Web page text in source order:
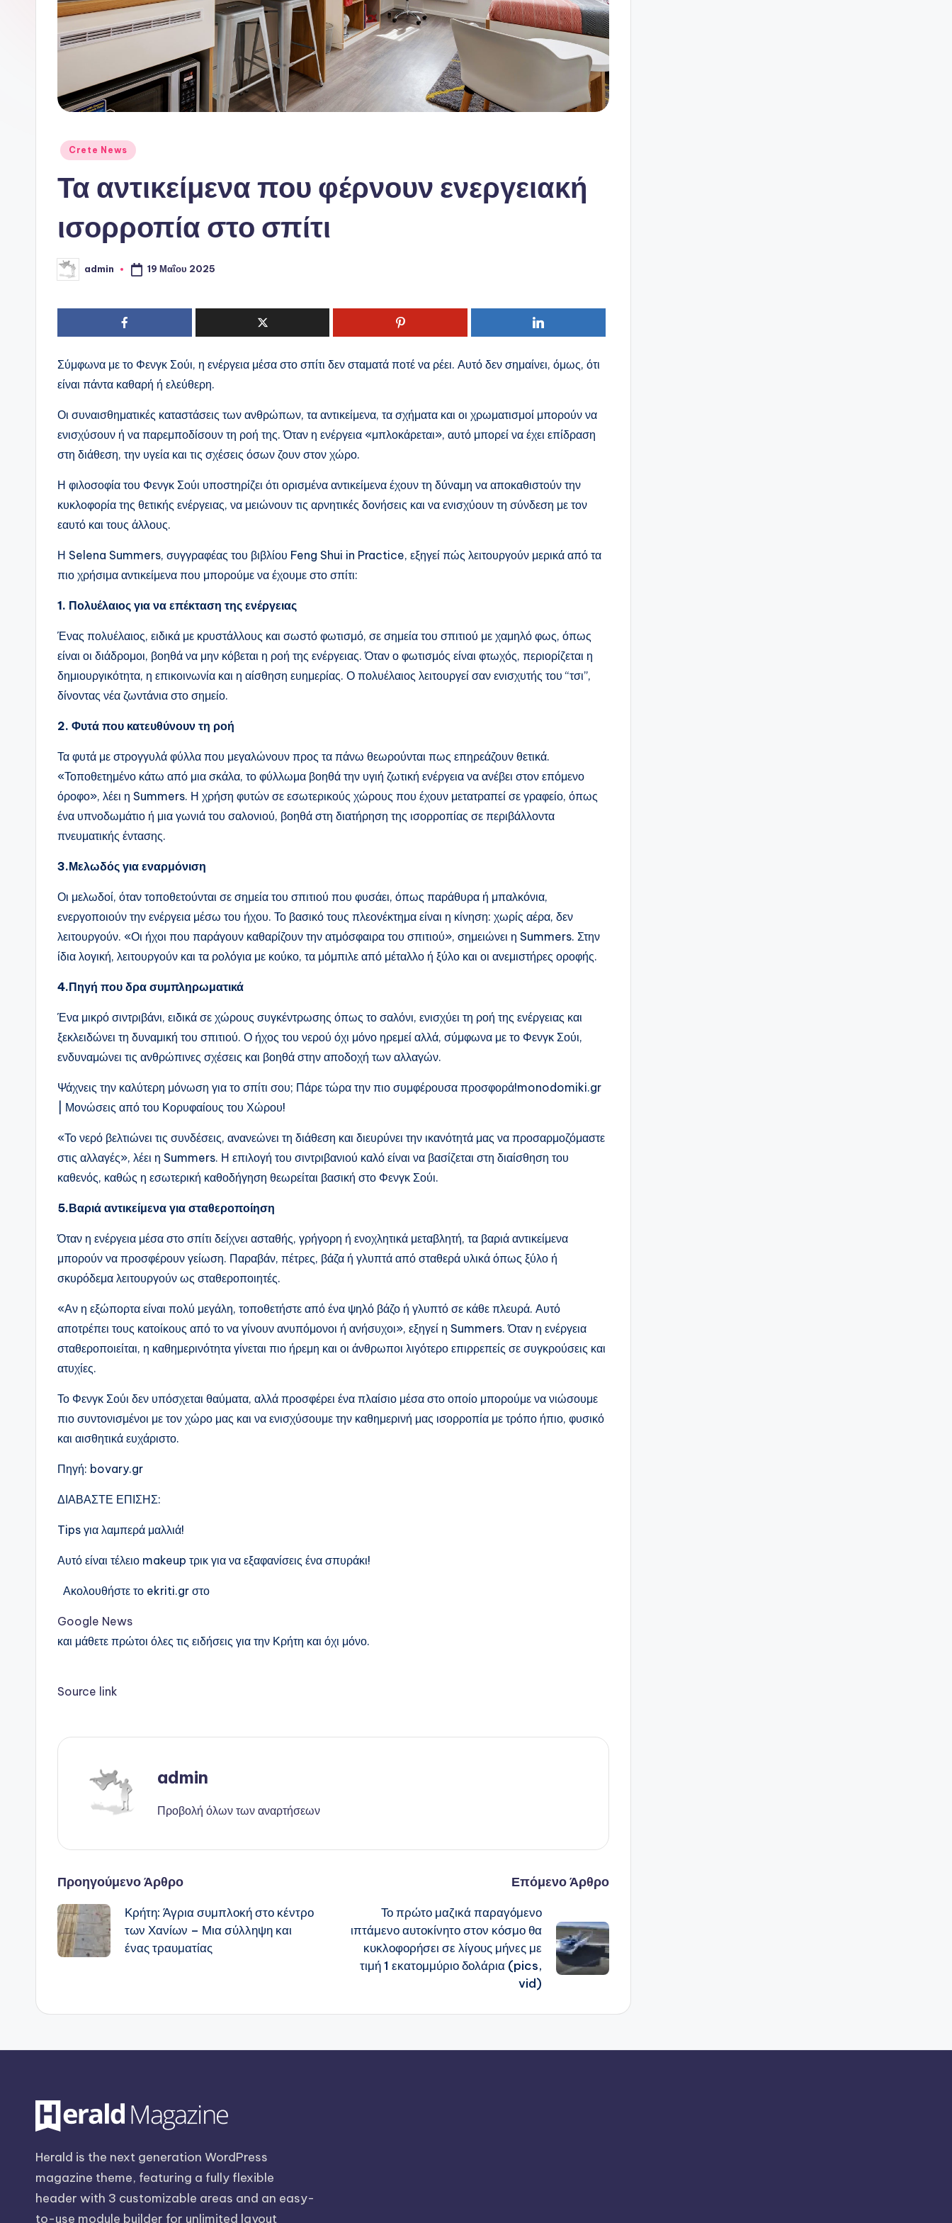
Αναρτήθηκε
Crete News
Τα αντικείμενα που φέρνουν ενεργειακή
ισορροπία στο σπίτι
Συγγραφέας:
admin 19 Μαΐου 2025
Σύμφωνα με το Φενγκ Σούι, η ενέργεια μέσα στο σπίτι δεν σταματά ποτέ να ρέει. Αυτό δεν σημαίνει, όμως, ότι
είναι πάντα καθαρή ή ελεύθερη.
Οι συναισθηματικές καταστάσεις των ανθρώπων, τα αντικείμενα, τα σχήματα και οι χρωματισμοί μπορούν να
ενισχύσουν ή να παρεμποδίσουν τη ροή της. Όταν η ενέργεια «μπλοκάρεται», αυτό μπορεί να έχει επίδραση
στη διάθεση, την υγεία και τις σχέσεις όσων ζουν στον χώρο.
Η φιλοσοφία του Φενγκ Σούι υποστηρίζει ότι ορισμένα αντικείμενα έχουν τη δύναμη να αποκαθιστούν την
κυκλοφορία της θετικής ενέργειας, να μειώνουν τις αρνητικές δονήσεις και να ενισχύουν τη σύνδεση με τον
εαυτό και τους άλλους.
Η Selena Summers, συγγραφέας του βιβλίου Feng Shui in Practice, εξηγεί πώς λειτουργούν μερικά από τα
πιο χρήσιμα αντικείμενα που μπορούμε να έχουμε στο σπίτι:
1. Πολυέλαιος για να επέκταση της ενέργειας
Ένας πολυέλαιος, ειδικά με κρυστάλλους και σωστό φωτισμό, σε σημεία του σπιτιού με χαμηλό φως, όπως
είναι οι διάδρομοι, βοηθά να μην κόβεται η ροή της ενέργειας. Όταν ο φωτισμός είναι φτωχός, περιορίζεται η
δημιουργικότητα, η επικοινωνία και η αίσθηση ευημερίας. Ο πολυέλαιος λειτουργεί σαν ενισχυτής του “τσι”,
δίνοντας νέα ζωντάνια στο σημείο.
2. Φυτά που κατευθύνουν τη ροή
Τα φυτά με στρογγυλά φύλλα που μεγαλώνουν προς τα πάνω θεωρούνται πως επηρεάζουν θετικά.
«Τοποθετημένο κάτω από μια σκάλα, το φύλλωμα βοηθά την υγιή ζωτική ενέργεια να ανέβει στον επόμενο
όροφο», λέει η Summers. Η χρήση φυτών σε εσωτερικούς χώρους που έχουν μετατραπεί σε γραφείο, όπως
ένα υπνοδωμάτιο ή μια γωνιά του σαλονιού, βοηθά στη διατήρηση της ισορροπίας σε περιβάλλοντα
πνευματικής έντασης.
3.Μελωδός για εναρμόνιση
Οι μελωδοί , όταν τοποθετούνται σε σημεία του σπιτιού που φυσάει, όπως παράθυρα ή μπαλκόνια,
ενεργοποιούν την ενέργεια μέσω του ήχου. Το βασικό τους πλεονέκτημα είναι η κίνηση: χωρίς αέρα, δεν
λειτουργούν. «Οι ήχοι που παράγουν καθαρίζουν την ατμόσφαιρα του σπιτιού», σημειώνει η Summers. Στην
ίδια λογική, λειτουργούν και τα ρολόγια με κούκο, τα μόμπιλε από μέταλλο ή ξύλο και οι ανεμιστήρες οροφής.
4.Πηγή που δρα συμπληρωματικά
Ένα μικρό σιντριβάνι, ειδικά σε χώρους συγκέντρωσης όπως το σαλόνι, ενισχύει τη ροή της ενέργειας και
ξεκλειδώνει τη δυναμική του σπιτιού. Ο ήχος του νερού όχι μόνο ηρεμεί αλλά, σύμφωνα με το Φενγκ Σούι,
ενδυναμώνει τις ανθρώπινες σχέσεις και βοηθά στην αποδοχή των αλλαγών.
Ψάχνεις την καλύτερη μόνωση για το σπίτι σου; Πάρε τώρα την πιο συμφέρουσα προσφορά!monodomiki.gr
| Μονώσεις από του Κορυφαίους του Χώρου!
«Το νερό βελτιώνει τις συνδέσεις, ανανεώνει τη διάθεση και διευρύνει την ικανότητά μας να προσαρμοζόμαστε
στις αλλαγές», λέει η Summers. Η επιλογή του σιντριβανιού καλό είναι να βασίζεται στη διαίσθηση του
καθενός, καθώς η εσωτερική καθοδήγηση θεωρείται βασική στο Φενγκ Σούι.
5.Βαριά αντικείμενα για σταθεροποίηση
Όταν η ενέργεια μέσα στο σπίτι δείχνει ασταθής, γρήγορη ή ενοχλητικά μεταβλητή, τα βαριά αντικείμενα
μπορούν να προσφέρουν γείωση. Παραβάν, πέτρες, βάζα ή γλυπτά από σταθερά υλικά όπως ξύλο ή
σκυρόδεμα λειτουργούν ως σταθεροποιητές.
«Αν η εξώπορτα είναι πολύ μεγάλη, τοποθετήστε από ένα ψηλό βάζο ή γλυπτό σε κάθε πλευρά. Αυτό
αποτρέπει τους κατοίκους από το να γίνουν ανυπόμονοι ή ανήσυχοι», εξηγεί η Summers. Όταν η ενέργεια
σταθεροποιείται, η καθημερινότητα γίνεται πιο ήρεμη και οι άνθρωποι λιγότερο επιρρεπείς σε συγκρούσεις και
ατυχίες.
Το Φενγκ Σούι δεν υπόσχεται θαύματα, αλλά προσφέρει ένα πλαίσιο μέσα στο οποίο μπορούμε να νιώσουμε
πιο συντονισμένοι με τον χώρο μας και να ενισχύσουμε την καθημερινή μας ισορροπία με τρόπο ήπιο, φυσικό
και αισθητικά ευχάριστο.
Πηγή: bovary.gr
ΔΙΑΒΑΣΤΕ ΕΠΙΣΗΣ:
Tips για λαμπερά μαλλιά!
Αυτό είναι τέλειο makeup τρικ για να εξαφανίσεις ένα σπυράκι!
Ακολουθήστε το ekriti.gr στο
Google News
και μάθετε πρώτοι όλες τις ειδήσεις για την Κρήτη και όχι μόνο.
Source link
admin
Προβολή όλων των αναρτήσεων
Πλοήγηση
δημοσιεύσεων
Προηγούμενο Άρθρο
Κρήτη: Άγρια συμπλοκή στο κέντρο
των Χανίων – Μια σύλληψη και
ένας τραυματίας
Επόμενο Άρθρο
Το πρώτο μαζικά παραγόμενο
ιπτάμενο αυτοκίνητο στον κόσμο θα
κυκλοφορήσει σε λίγους μήνες με
τιμή 1 εκατομμύριο δολάρια (pics,
vid)
Herald is the next generation WordPress
magazine theme, featuring a fully flexible
header with 3 customizable areas and an easy-
to-use module builder for unlimited layout